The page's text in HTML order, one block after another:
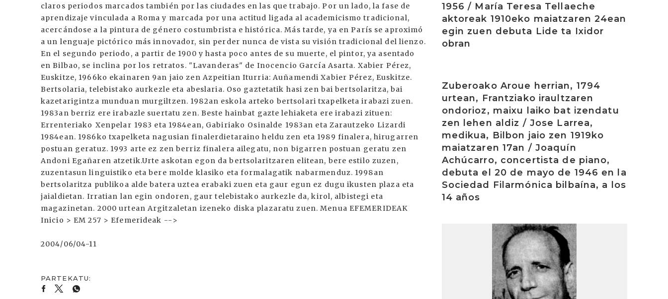
claros periodos marcados también por las ciudades en las que trabajo. Por un lado, la fase de
aprendizaje vinculada a Roma y marcada por una actitud ligada al academicismo tradicional,
acercándose a la pintura de género costumbrista e histórica. Más tarde, ya en París se aproximó
a un lenguaje pictórico más innovador, sin perder nunca de vista su visión tradicional del lienzo.
En el segundo periodo, a partir de 1900 y hasta poco antes de su muerte, el pintor, ya asentado
en Bilbao, se inclina por los retratos. "Lavanderas" de Inocencio García Asarta. Xabier Pérez,
Euskitze, 1966ko ekainaren 9an jaio zen Azpeitian Iturria: Auñamendi Xabier Pérez, Euskitze.
Bertsolaria, telebistako aurkezle eta abeslaria. Oso gaztetatik hasi zen bai bertsolaritza, bai
kazetarigintza munduan murgiltzen. 1982an eskola arteko bertsolari txapelketa irabazi zuen.
1983an berriz ere irabazle suertatu zen. Beste hainbat gazte lehiaketa ere irabazi zituen:
Errenteriako Xenpelar 1983 eta 1984ean, Gabiriako Osinalde 1983an eta Zarautzeko Lizardi
1984ean. 1986ko txapelketa nagusian finalerdietaraino heldu zen eta 1989 finalera, hirugarren
postuan geratuz. 1993 arte ez zen berriz finalera ailegatu, non bigarren postuan geratu zen
Andoni Egañaren atzetik.Urte askotan egon da bertsolaritzaren elitean, bere estilo zuzen,
zuzentasun linguistiko eta bere molde klasiko eta formalagatik nabarmenduz. 1998an
bertsolaritza publikoa alde batera uztea erabaki zuen eta gaur egun ez dugu ikusten plaza eta
jaialdietan. Irratian lan egin ondoren, gaur telebistako aurkezle da, kirol, albistegi eta
magazinetan. 2000 urtean Argitzaletan izeneko diska plazaratu zuen. Menua EFEMERIDEAK
Inicio > EM 257 > Efemerideak -->
2004/06/04-11
1956 / María Teresa Tellaeche
aktoreak 1910eko maiatzaren 24ean
egin zuen debuta Lide ta Ixidor
obran
Zuberoako Aroue herrian, 1794
urtean, Frantziako iraultzaren
ondorioz, maixu laiko bat izendatu
zen lehen aldiz / Jose Larrea,
medikua, Bilbon jaio zen 1919ko
maiatzaren 17an / Joaquín
Achúcarro, concertista de piano,
debuta el 20 de mayo de 1946 en la
Sociedad Filarmónica bilbaína, a los
14 años